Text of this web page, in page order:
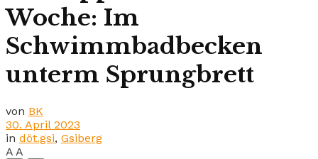
Woche: Im
Schwimmbadbecken
unterm Sprungbrett
von BK
30. April 2023
in döt.gsi, Gsiberg
A A